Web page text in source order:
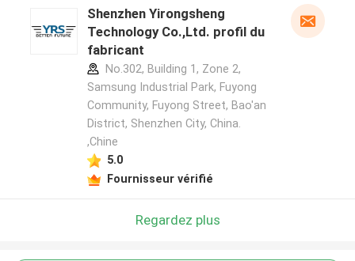
Shenzhen Yirongsheng
Technology Co.,Ltd. profil du
fabricant
No.302, Building 1, Zone 2,
Samsung Industrial Park, Fuyong
Community, Fuyong Street, Bao'an
District, Shenzhen City, China.
,Chine
5.0
Fournisseur vérifié
Regardez plus